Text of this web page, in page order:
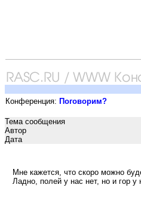
Конференция: Поговорим?
Тема сообщения
Автор
Дата
Мне кажется, что скоро можно
Ладно, полей у нас нет, но и гор у